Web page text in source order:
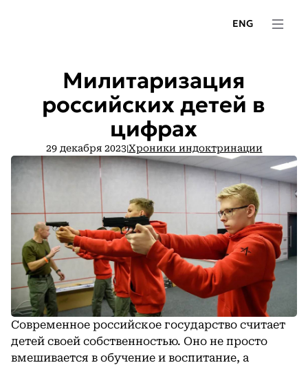
ENG
Милитаризация
российских детей в
цифрах
29 декабря 2023|Хроники индоктринации
Современное российское государство считает
детей своей собственностью. Оно не просто
вмешивается в обучение и воспитание, а